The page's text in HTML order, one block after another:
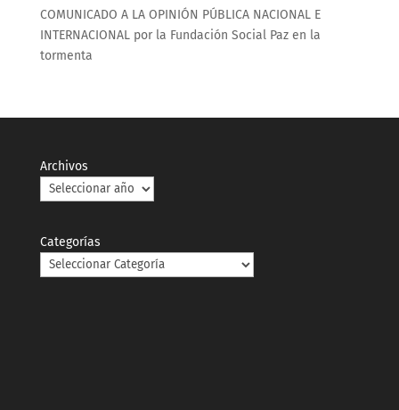
COMUNICADO A LA OPINIÓN PÚBLICA NACIONAL E
INTERNACIONAL por la Fundación Social Paz en la
tormenta
Archivos
Categorías